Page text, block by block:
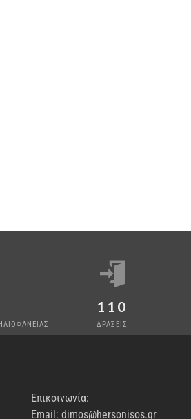
110
ΔΡΑΣΕΙΣ
Επικοινωνία:
Email: dimos@hersonisos.gr